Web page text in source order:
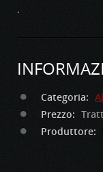
.
Categoria:
Prezzo:
Produttore: